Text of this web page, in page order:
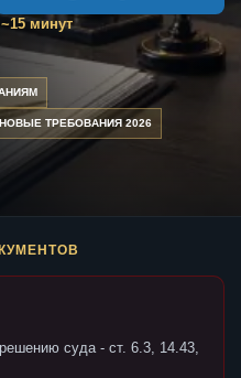
минут
НОВЫЕ ТРЕБОВАНИЯ 2026
суда - ст. 6.3, 14.43,